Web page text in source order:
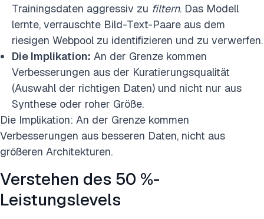
Trainingsdaten aggressiv zu filtern. Das Modell
lernte, verrauschte Bild-Text-Paare aus dem
riesigen Webpool zu identifizieren und zu verwerfen.
Die Implikation: An der Grenze kommen
Verbesserungen aus der Kuratierungsqualität
(Auswahl der richtigen Daten) und nicht nur aus
Synthese oder roher Größe.
Die Implikation: An der Grenze kommen
Verbesserungen aus besseren Daten, nicht aus
größeren Architekturen.
Verstehen des 50 %-
Leistungslevels